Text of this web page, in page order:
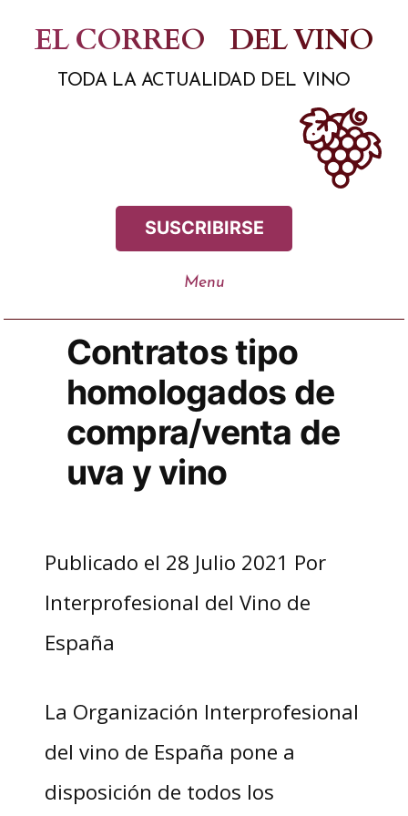
contenido
EL CORREO DEL VINO
TODA LA ACTUALIDAD DEL VINO
SUSCRIBIRSE
Contratos tipo
homologados de
compra/venta de
uva y vino
Publicado el 28 Julio 2021 Por
Interprofesional del Vino de
España
La Organización Interprofesional
del vino de España pone a
disposición de todos los